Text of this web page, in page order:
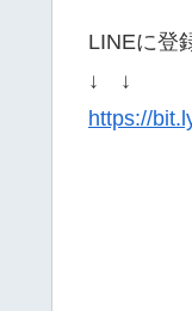
LINEに登
↓ ↓
https://